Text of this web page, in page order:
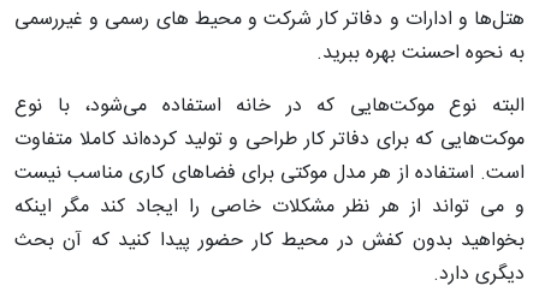
هتل‌ها و ادارات و دفاتر کار شرکت و محیط های رسمی و غیررسمی
به نحوه احسنت بهره ببرید.
البته نوع موکت‌هایی که در خانه استفاده می‌شود، با نوع
موکت‌هایی که برای دفاتر کار طراحی و تولید کرده‌اند کاملا متفاوت
است. استفاده از هر مدل موکتی برای فضاهای کاری مناسب نیست
و می تواند از هر نظر مشکلات خاصی را ایجاد کند مگر اینکه
بخواهید بدون کفش در محیط کار حضور پیدا کنید که آن بحث
دیگری دارد.